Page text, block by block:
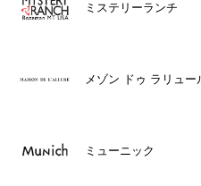
ミステリーランチ
メゾン ドゥ ラリュー
ミューニック